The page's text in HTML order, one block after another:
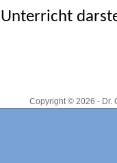
Unterricht
Copyright © 2026 - Dr.